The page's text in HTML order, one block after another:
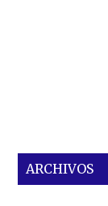
ARCHIVOS